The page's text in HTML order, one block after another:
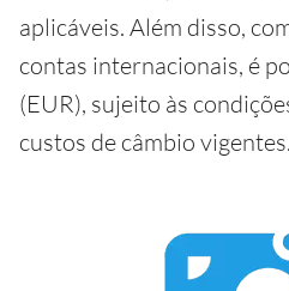
aplicáveis. Além disso,
contas internacionais, é
(EUR), sujeito às
custos de câmbio vigentes.